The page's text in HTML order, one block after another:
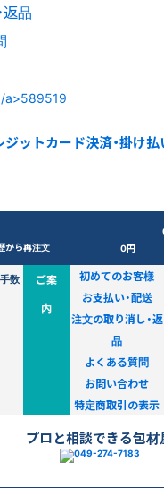
返品
から再注文
0円
数
ご案
内
初めてのお客様
お支払い・配送
注文の取り消し・返
品
よくある質問
お問い合わせ
特定商取引の表示
プロと相談できる包材